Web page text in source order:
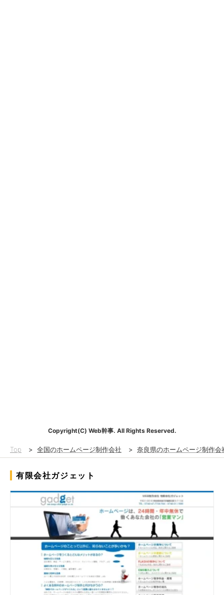
Copyright(C) Web幹事. All Rights Reserved.
Top > 全国のホームページ制作会社 > 奈良県のホームページ制作会
有限会社ガジェット